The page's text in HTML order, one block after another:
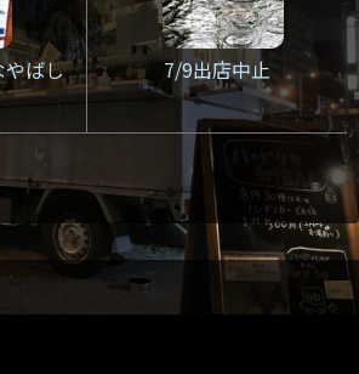
ばし
7/9出店中止